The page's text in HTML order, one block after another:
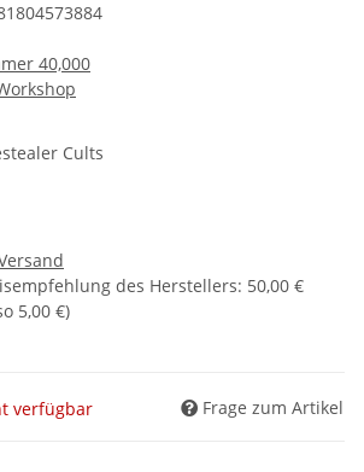
40,000
Cults
des Herstellers: 50,00 €
5,00 €)
verfügbar Frage zum Artikel